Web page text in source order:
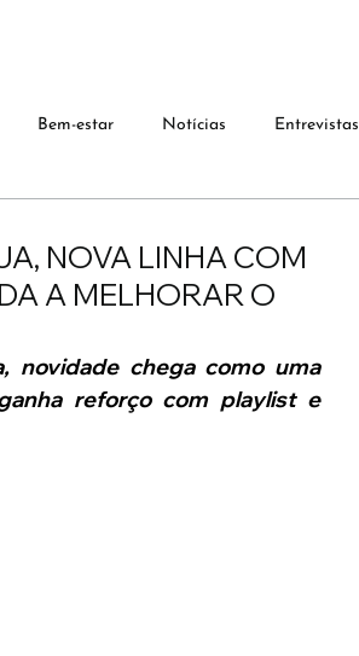
Bem-estar Notícias Entrevistas
NOVA LINHA COM
A MELHORAR O
novidade chega como uma
reforço com playlist e